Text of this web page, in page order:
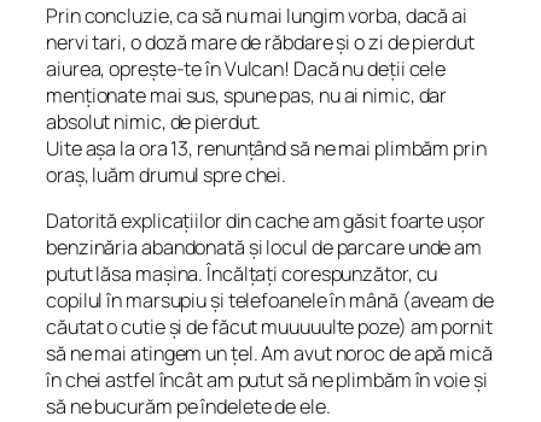
Prin concluzie, ca să nu mai lungim vorba, dacă ai
nervi tari, o doză mare de răbdare și o zi de pierdut
aiurea, oprește-te în Vulcan! Dacă nu deții cele
menționate mai sus, spune pas, nu ai nimic, dar
absolut nimic, de pierdut.
Uite așa la ora 13, renunțând să ne mai plimbăm prin
oraș, luăm drumul spre chei.
Datorită explicațiilor din cache am găsit foarte ușor
benzinăria abandonată și locul de parcare unde am
putut lăsa mașina. Încălțați corespunzător, cu
copilul în marsupiu și telefoanele în mână (aveam de
căutat o cutie și de făcut muuuuulte poze) am pornit
să ne mai atingem un țel. Am avut noroc de apă mică
în chei astfel încât am putut să ne plimbăm în voie și
să ne bucurăm pe îndelete de ele.